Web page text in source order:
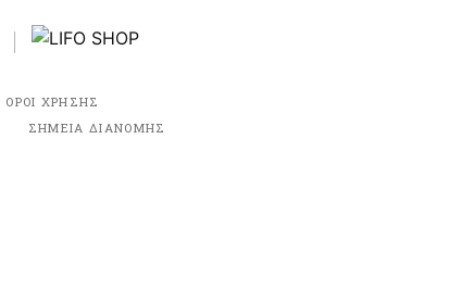
ΟΡΟΙ ΧΡΗΣΗΣ
ΣΗΜΕΙΑ ΔΙΑΝΟΜΗΣ